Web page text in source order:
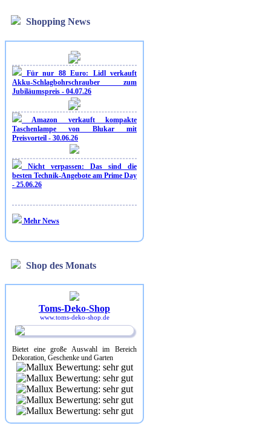
Shopping News
Für nur 88 Euro: Lidl verkauft
Akku-Schlagbohrschrauber zum
Jubiläumspreis - 04.07.26
Amazon verkauft kompakte
Taschenlampe von Blukar mit
Preisvorteil - 30.06.26
Nicht verpassen: Das sind die
besten Technik-Angebote am Prime Day
- 25.06.26
Mehr News
Shop des Monats
Toms-Deko-Shop
www.toms-deko-shop.de
Bietet eine große Auswahl im Bereich
Dekoration, Geschenke und Garten